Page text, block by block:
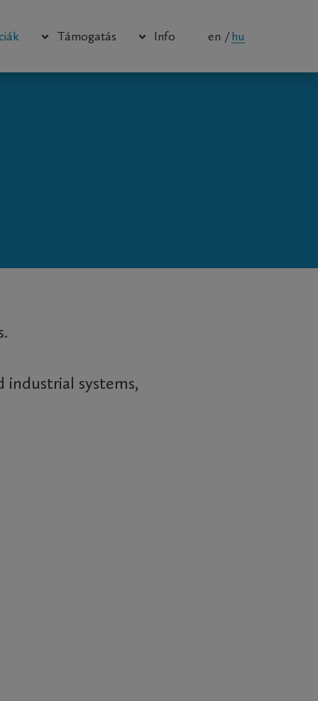
Támogatás
Műszerkönyv
Info
Brosúrák
en hu
industrial systems,